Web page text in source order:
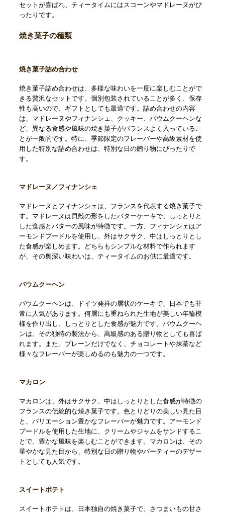
セットが喜ばれ、ティータイムにはスコーンやマドレーヌがぴ
ったりです。
焼き菓子の種類
焼き菓子詰め合わせ
焼き菓子詰め合わせは、多様な味わいを一度に楽しむことがで
きる贅沢なセットです。個別包装されていることが多く、保存
性も高いので、ギフトとしても最適です。詰め合わせの内容
は、マドレーヌやフィナンシェ、クッキー、バウムクーヘンな
ど、異なる食感や風味の焼き菓子がバランスよく入っているこ
とが一般的です。特に、季節限定のフレーバーや高級素材を使
用した特別な詰め合わせは、特別な日の贈り物にぴったりで
す。
マドレーヌ／フィナンシェ
マドレーヌとフィナンシェは、フランスを代表する焼き菓子で
す。マドレーヌは貝殻の形をしたバターケーキで、しっとりと
した食感とバターの風味が特徴です。一方、フィナンシェはア
ーモンドプードルを使用し、外はサクサク、中はしっとりとし
た食感が楽しめます。どちらもシンプルな材料で作られます
が、その奥深い味わいは、ティータイムのお供に最適です。
バウムクーヘン
バウムクーヘンは、ドイツ発祥の層状のケーキで、日本でも非
常に人気があります。何層にも重ねられた生地が美しい年輪模
様を作り出し、しっとりとした食感が魅力です。バウムクーヘ
ンは、その独特の製法から、高級感のある贈り物としても喜ば
れます。また、プレーンだけでなく、チョコレートや抹茶など
様々なフレーバーが楽しめるのも魅力の一つです。
マカロン
マカロンは、外はサクサク、中はしっとりとした食感が特徴の
フランスの伝統的な焼き菓子です。色とりどりの美しい見た目
と、バリエーション豊かなフレーバーが魅力です。アーモンド
プードルを使用した生地に、クリームやジャムをサンドするこ
とで、豊かな風味を楽しむことができます。マカロンは、その
華やかな見た目から、特別な日の贈り物やパーティーのデザー
トとしても人気です。
スイートポテト
スイートポテトは、日本独自の焼き菓子で、さつまいもの甘さ